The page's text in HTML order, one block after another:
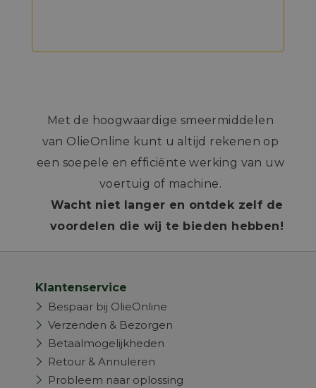
Met de hoogwaardige smeermiddelen
van OlieOnline kunt u altijd rekenen op
een soepele en efficiënte werking van uw
voertuig of machine.
Wacht niet langer en ontdek zelf de
voordelen die wij te bieden hebben!
Klantenservice
Bespaar bij OlieOnline
Verzenden & Bezorgen
Betaalmogelijkheden
Retour & Annuleren
Probleem naar oplossing